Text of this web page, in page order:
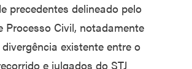
precedentes delineado pelo
Processo Civil, notadamente
existente entre o
e julgados do STJ